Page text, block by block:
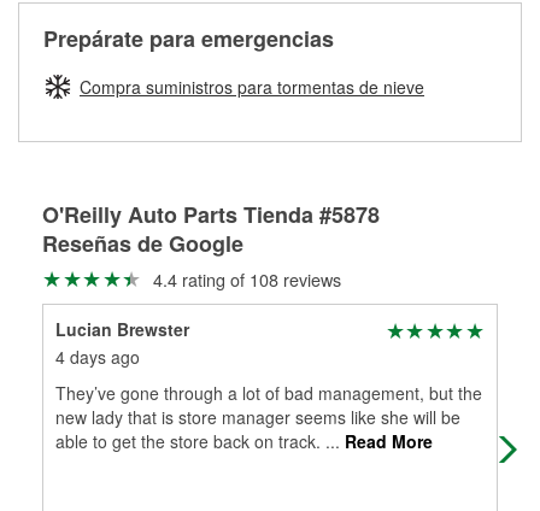
Más información sobre el Programa de Préstamo de
Herramientas de O'Reilly
medirán tus tambores o discos para determinar si pueden
ser rectificados con seguridad. Si tus tambores o discos no
pueden ser reutilizados, podemos ayudarte a encontrar las
partes de reemplazo correctas para tu reparación.
Auto Parts que ofrecen este servicio, trae la manguera
averiada o determina los acoplamientos y la longitud
adecuados para que te construyamos una nueva. O'Reilly
Auto Parts tiene las mangueras y los acoples adecuados
agrícola o de construcción.
hidráulicas a la medida en tu tienda local
Prepárate para emergencias
Compra suministros para tormentas de nieve
O'Reilly Auto Parts Tienda #5878
Reseñas de Google
4.4 rating of 108 reviews
Lucian Brewster
4 days ago
They’ve gone through a lot of bad management, but the
new lady that is store manager seems like she will be
able to get the store back on track. ... Read More